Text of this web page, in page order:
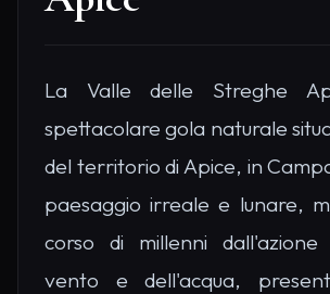
La Valle delle Streghe
spettacolare gola naturale
del territorio di Apice, in
paesaggio irreale e lunare,
corso di millenni
vento e dell'acqua,